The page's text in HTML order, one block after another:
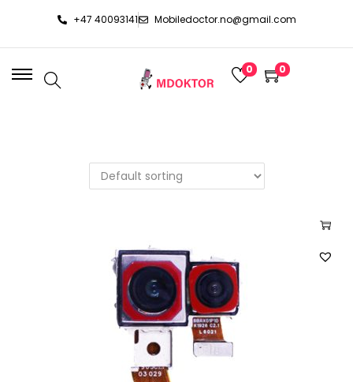
+47 40093141 Mobiledoctor.no@gmail.com
0 0